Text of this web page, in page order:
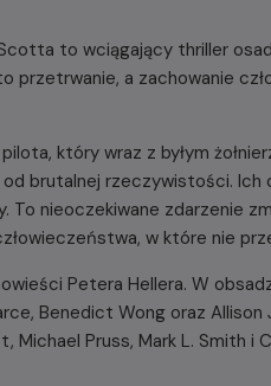
to wciągający thriller
przetrwanie, a zachowanie
który wraz z byłym
od brutalnej rzeczywistości.
To nieoczekiwane zdarzenie
w które nie
Petera Hellera. W
Benedict Wong oraz Allison
Michael Pruss, Mark L. Smith i